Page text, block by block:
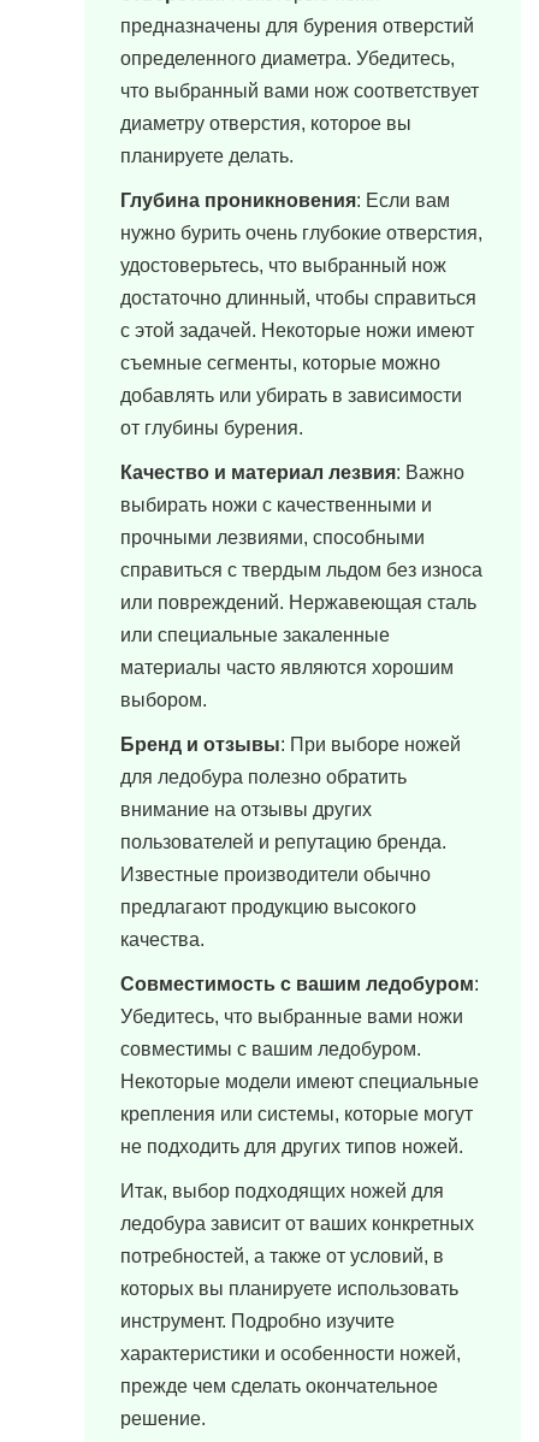
предназначены для бурения отверстий
определенного диаметра. Убедитесь,
что выбранный вами нож соответствует
диаметру отверстия, которое вы
планируете делать.
Глубина проникновения: Если вам
нужно бурить очень глубокие отверстия,
удостоверьтесь, что выбранный нож
достаточно длинный, чтобы справиться
с этой задачей. Некоторые ножи имеют
съемные сегменты, которые можно
добавлять или убирать в зависимости
от глубины бурения.
Качество и материал лезвия: Важно
выбирать ножи с качественными и
прочными лезвиями, способными
справиться с твердым льдом без износа
или повреждений. Нержавеющая сталь
или специальные закаленные
материалы часто являются хорошим
выбором.
Бренд и отзывы: При выборе ножей
для ледобура полезно обратить
внимание на отзывы других
пользователей и репутацию бренда.
Известные производители обычно
предлагают продукцию высокого
качества.
Совместимость с вашим ледобуром:
Убедитесь, что выбранные вами ножи
совместимы с вашим ледобуром.
Некоторые модели имеют специальные
крепления или системы, которые могут
не подходить для других типов ножей.
Итак, выбор подходящих ножей для
ледобура зависит от ваших конкретных
потребностей, а также от условий, в
которых вы планируете использовать
инструмент. Подробно изучите
характеристики и особенности ножей,
прежде чем сделать окончательное
решение.